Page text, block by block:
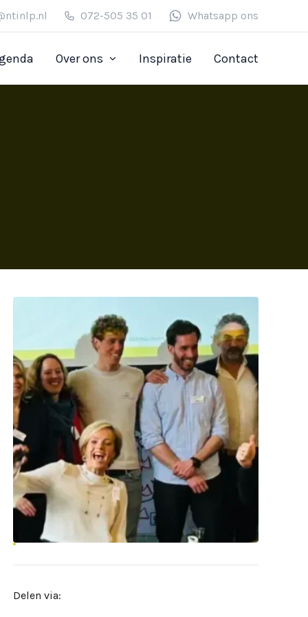
072-505 35 01 Whatsapp ons
Over ons Inspiratie Contact
Delen via: